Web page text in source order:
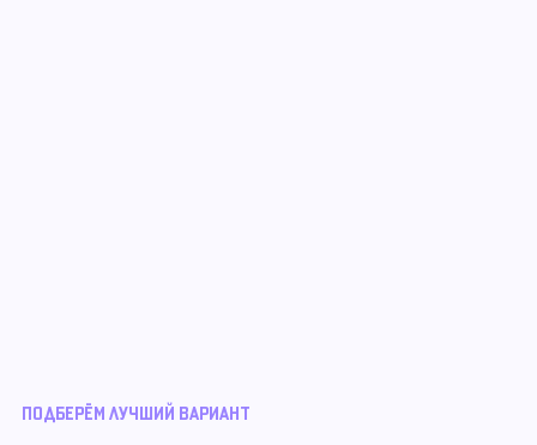
ПОДБЕРЁМ ЛУЧШИЙ ВАРИАНТ